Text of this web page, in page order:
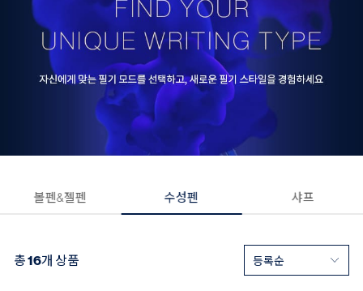
볼펜&젤펜 수성펜 샤프
총16개 상품